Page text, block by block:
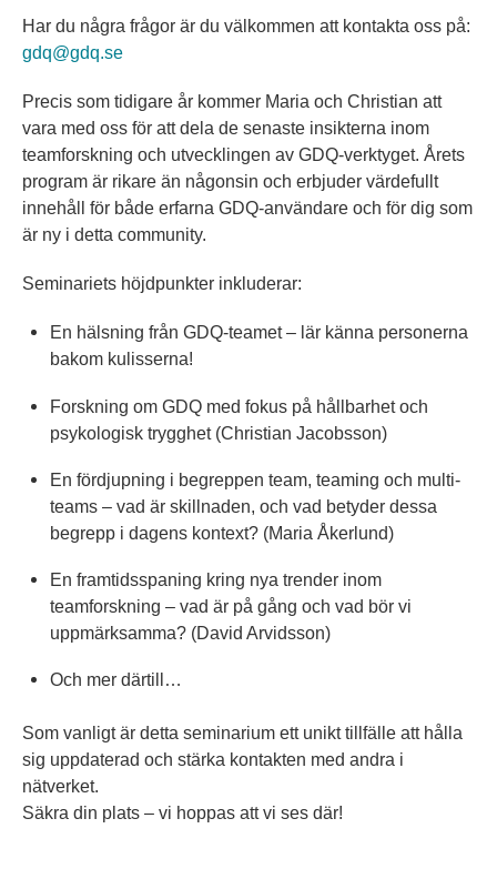
Har du några frågor är du välkommen att kontakta oss på:
gdq@gdq.se
Precis som tidigare år kommer Maria och Christian att
vara med oss för att dela de senaste insikterna inom
teamforskning och utvecklingen av GDQ-verktyget. Årets
program är rikare än någonsin och erbjuder värdefullt
innehåll för både erfarna GDQ-användare och för dig som
är ny i detta community.
Seminariets höjdpunkter inkluderar:
En hälsning från GDQ-teamet – lär känna personerna
bakom kulisserna!
Forskning om GDQ med fokus på hållbarhet och
psykologisk trygghet (Christian Jacobsson)
En fördjupning i begreppen team, teaming och multi-
teams – vad är skillnaden, och vad betyder dessa
begrepp i dagens kontext? (Maria Åkerlund)
En framtidsspaning kring nya trender inom
teamforskning – vad är på gång och vad bör vi
uppmärksamma? (David Arvidsson)
Och mer därtill…
Som vanligt är detta seminarium ett unikt tillfälle att hålla
sig uppdaterad och stärka kontakten med andra i
nätverket.
Säkra din plats – vi hoppas att vi ses där!